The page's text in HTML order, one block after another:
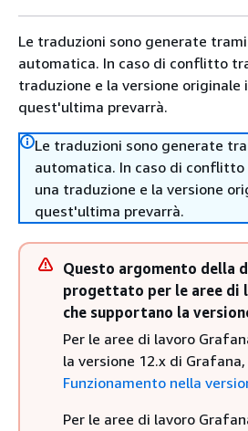
Le traduzioni sono generate
automatica. In caso di conflitto
traduzione e la versione originale
quest'ultima prevarrà.
Le traduzioni sono generate
automatica. In caso di
una traduzione e la versione
quest'ultima prevarrà.
Questo argomento della
progettato per le aree di
che supportano la
Per le aree di lavoro
la versione 12.x di
Funzionamento nella
Per le aree di lavoro